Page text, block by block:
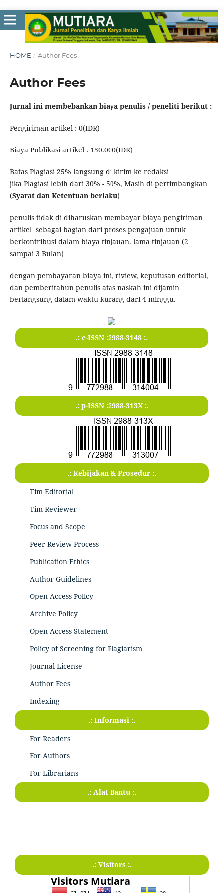
HOME / Author Fees
Author Fees
Jurnal ini membebankan biaya penulis / peneliti berikut :
Pengiriman artikel : 0(IDR)
Biaya Publikasi artikel : 150.000(IDR)
Batas Plagiasi 25% langsung di kirim ke redaksi
jika Plagiasi lebih dari 30% - 50%, Masih di pertimbangkan
(Syarat dan Ketentuan berlaku)
penulis tidak di diharuskan membayar biaya pengiriman
artikel sebagai bagian dari proses pengajuan untuk
berkontribusi dalam biaya tinjauan. lama tinjauan (2
sampai 3 Bulan)
dengan pembayaran biaya ini, riview, keputusan editorial,
dan pemberitahun penulis atas naskah ini dijamin
berlangsung dalam waktu kurang dari 4 minggu.
.: e-ISSN :2988-3148 :.
.: p-ISSN :2988-313X :.
.: Kebijakan & Prosedur :.
Tim Editorial
Tim Reviewer
Focus and Scope
Peer Review Process
Publication Ethics
Author Guidelines
Open Access Policy
Archive Policy
Open Access Statement
Policy of Screening for Plagiarism
Journal License
Author Fees
Indexing
.: Informasi :.
For Readers
For Authors
For Librarians
.: Alat Bantu :.
.: Visitors :.